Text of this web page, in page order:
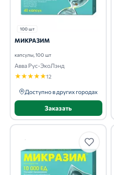
100 шт
МИКРАЗИМ
капсулы, 100 шт
Авва Рус-ЭкоЛэнд
★★★★★12
Доступно в других городах
Заказать